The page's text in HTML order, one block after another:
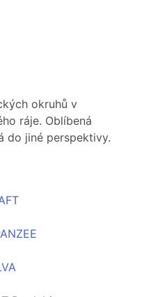
okruhů v
ráje. Oblíbená
do jiné perspektivy.